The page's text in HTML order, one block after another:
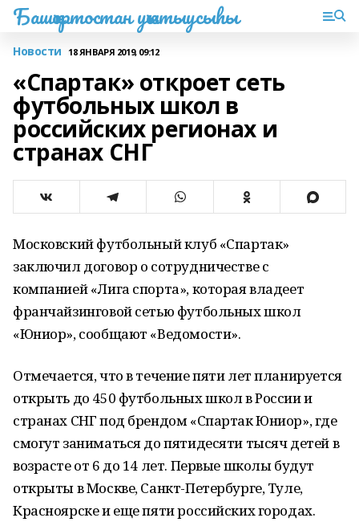
Башҡортостан уҡытыусыһы
Новости 18 ЯНВАРЯ 2019, 09:12
«Спартак» откроет сеть
футбольных школ в
российских регионах и
странах СНГ
Московский футбольный клуб «Спартак»
заключил договор о сотрудничестве с
компанией «Лига спорта», которая владеет
франчайзинговой сетью футбольных школ
«Юниор», сообщают «Ведомости».
Отмечается, что в течение пяти лет планируется
открыть до 450 футбольных школ в России и
странах СНГ под брендом «Спартак Юниор», где
смогут заниматься до пятидесяти тысяч детей в
возрасте от 6 до 14 лет. Первые школы будут
открыты в Москве, Санкт-Петербурге, Туле,
Красноярске и еще пяти российских городах.